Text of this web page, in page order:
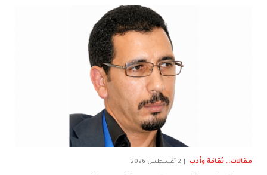
مقالات.. ثقافة وأدب 2 أغسطس 2026